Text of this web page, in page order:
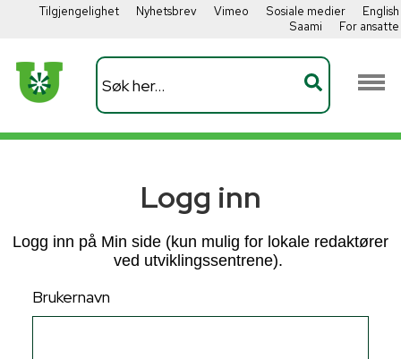
Tilgjengelighet Nyhetsbrev Vimeo Sosiale medier
English
Saami
For ansatte
Logg inn
Logg inn på Min side (kun mulig for lokale redaktører
ved utviklingssentrene).
Brukernavn